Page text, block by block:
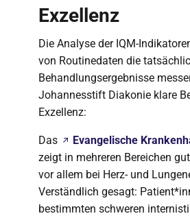
Exzellenz
Die Analyse der IQM-
von Routinedaten die
Behandlungsergebnisse
Johannesstift Diakonie klare
Exzellenz:
Das
Evangelische
zeigt in mehreren Bereichen
vor allem bei Herz- und
Verständlich gesagt:
bestimmten schweren